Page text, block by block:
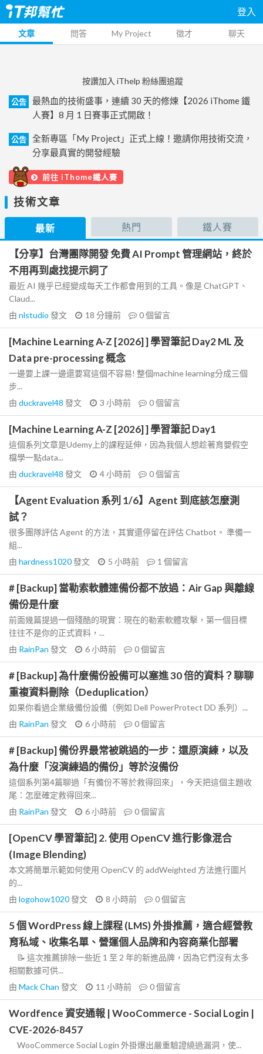
登入
文章 問答 My Project 徵才 聊天
按讚加入 iThelp 粉絲團追蹤
公告
最熱血的技術盛事，連續 30 天的修煉【2026 iThome 鐵
人賽】8 月 1 日賽事正式開啟！
公告
全新專區「My Project」正式上線！邀請你用技術交流，
分享最真實的開發經驗
前往 iThome鐵人賽
技術文章
最新 熱門 鐵人賽
【分享】台灣團隊開發 免費 AI Prompt 管理網站，終於
不用再到處找提示詞了
最近 AI 幾乎已經變成每天工作都會用到的工具。像是 ChatGPT、
Claud...
由 nlstudio 發文 18 分鐘前 0個留言
[Machine Learning A-Z [2026] ] 學習筆記 Day2 ML 及
Data pre-processing 概念
一邊要上課一邊還要寫這個不容易! 整個machine learning分成三個
步...
由 duckravel48 發文 3 小時前 0個留言
[Machine Learning A-Z [2026] ] 學習筆記 Day1
這個系列文章是Udemy上的課程延伸，因為我個人想趁著育嬰假空
檔學一點data...
由 duckravel48 發文 4 小時前 0個留言
【Agent Evaluation 系列 1/6】Agent 到底該怎麼測
試？
很多團隊評估 Agent 的方法，其實還停留在評估 Chatbot。 準備一
組...
由 hardness1020發文 5 小時前 1 個留言
# [Backup] 當勒索軟體連備份都不放過：Air Gap 與離線
備份是什麼
前面幾篇提過一個殘酷的現實：現在的勒索軟體攻擊，第一個目標
往往不是你的正式資料，...
由 RainPan 發文 6 小時前 0個留言
# [Backup] 為什麼備份設備可以塞進 30 倍的資料？聊聊
重複資料刪除（Deduplication）
如果你看過企業級備份設備（例如 Dell PowerProtect DD 系列）...
由 RainPan 發文 6 小時前 0個留言
# [Backup] 備份界最常被跳過的一步：還原演練，以及
為什麼「沒演練過的備份」等於沒備份
這個系列第4篇聊過「有備份不等於救得回來」，今天把這個主題收
尾：怎麼確定救得回來...
由 RainPan 發文 6 小時前 0個留言
[OpenCV 學習筆記] 2. 使用 OpenCV 進行影像混合
(Image Blending)
本文將簡單示範如何使用 OpenCV 的 addWeighted 方法進行圖片
的...
由 logohow1020發文 8 小時前 0個留言
5 個 WordPress 線上課程 (LMS) 外掛推薦，適合經營教
育私域、收集名單、營運個人品牌和內容商業化部署
📝 這次推薦排除一些近 1 至 2 年的新進品牌，因為它們沒有太多
相關數據可供...
由 Mack Chan 發文 11 小時前 0個留言
Wordfence 資安通報 | WooCommerce - Social Login |
CVE-2026-8457
WooCommerce Social Login 外掛爆出嚴重驗證繞過漏洞，使...